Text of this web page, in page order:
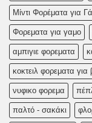
Μίντι Φορέματα για
Φορεματα για γαμο
αμπιγιε φορεματα
κοκτειλ φορεματα για
νυφικο φορεμα
παλτό - σακάκι